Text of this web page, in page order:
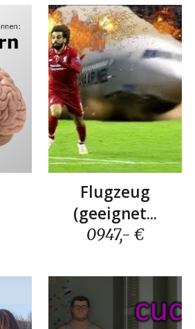
Flugzeug
(geeignet...
0947,- €